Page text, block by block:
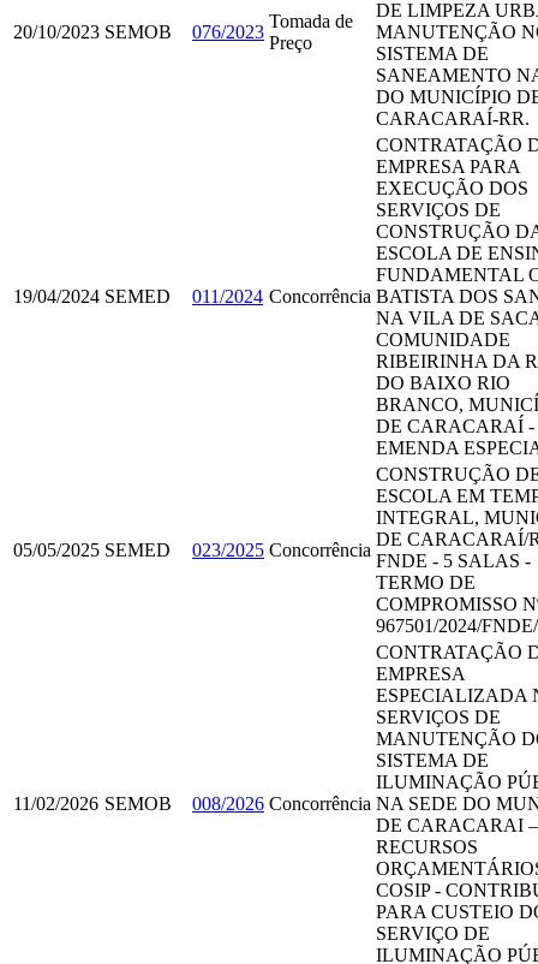
20/10/2023 SEMOB 076/2023
Tomada de
Preço
DE LIMPEZA
MANUTENÇÃO
SISTEMA DE
SANEAMENTO
DO MUNICÍPIO
CARACARAÍ-RR.
19/04/2024 SEMED 011/2024 Concorrência
CONTRATAÇÃO
EMPRESA PARA
EXECUÇÃO DOS
SERVIÇOS DE
CONSTRUÇÃO
ESCOLA DE
FUNDAMENTAL
BATISTA DOS
NA VILA DE
COMUNIDADE
RIBEIRINHA DA
DO BAIXO RIO
BRANCO,
DE CARACARAÍ -
EMENDA
05/05/2025 SEMED 023/2025 Concorrência
CONSTRUÇÃO
ESCOLA EM
INTEGRAL,
DE CARACARAÍ/
FNDE - 5 SALAS -
TERMO DE
COMPROMISSO
967501/2024/
11/02/2026 SEMOB 008/2026 Concorrência
CONTRATAÇÃO
EMPRESA
ESPECIALIZADA
SERVIÇOS DE
MANUTENÇÃO
SISTEMA DE
ILUMINAÇÃO
NA SEDE DO
DE CARACARAI
RECURSOS
COSIP -
PARA CUSTEIO
SERVIÇO DE
ILUMINAÇÃO